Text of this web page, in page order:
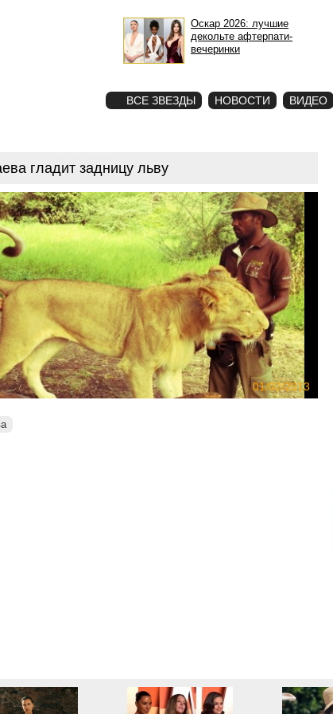
Оскар 2026: лучшие
декольте афтерпати-
вечеринки
ВСЕ ЗВЕЗДЫ НОВОСТИ ВИДЕО
гладит задницу льву
01/02/2013